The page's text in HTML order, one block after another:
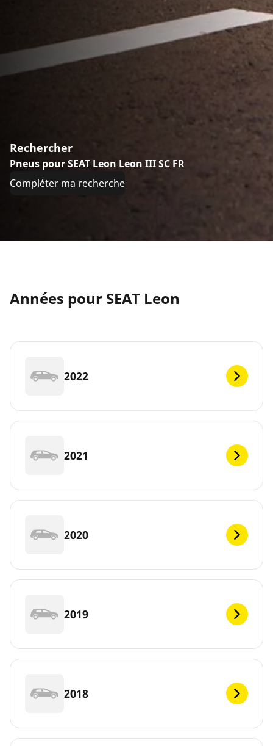
Rechercher
Pneus pour SEAT Leon Leon III SC FR
Compléter ma recherche
Années pour SEAT Leon
2022
2021
2020
2019
2018